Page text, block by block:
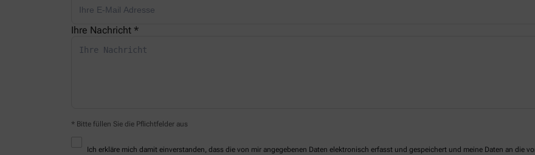
Ihre Nachricht *
* Bitte füllen Sie die Pflichtfelder aus
Ich erkläre mich damit einverstanden, dass die von mir angegebenen Daten elektronisch erfasst und gespeichert und meine Daten an die